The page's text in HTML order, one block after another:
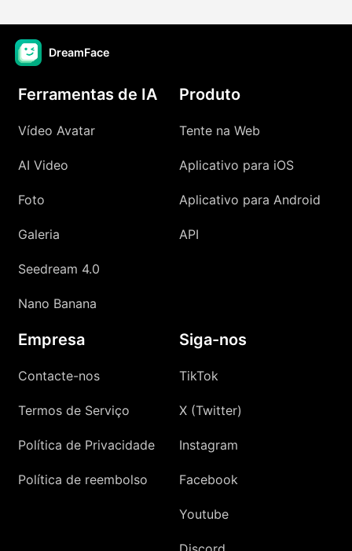
DreamFace
Ferramentas de IA
Vídeo Avatar
AI Video
Foto
Galeria
Seedream 4.0
Nano Banana
Produto
Tente na Web
Aplicativo para iOS
Aplicativo para Android
API
Empresa
Contacte-nos
Termos de Serviço
Política de Privacidade
Política de reembolso
Siga-nos
TikTok
X (Twitter)
Instagram
Facebook
Youtube